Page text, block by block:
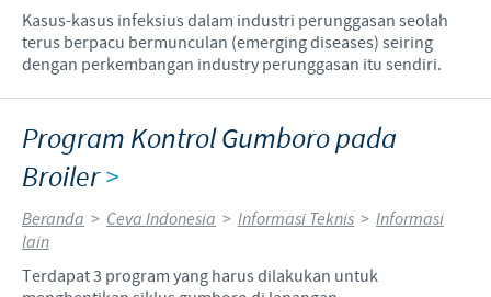
Kasus-kasus infeksius dalam industri perunggasan seolah
terus berpacu bermunculan (emerging diseases) seiring
dengan perkembangan industry perunggasan itu sendiri.
Program Kontrol Gumboro pada
Broiler>
Beranda > Ceva Indonesia > Informasi Teknis > Informasi
lain
Terdapat 3 program yang harus dilakukan untuk